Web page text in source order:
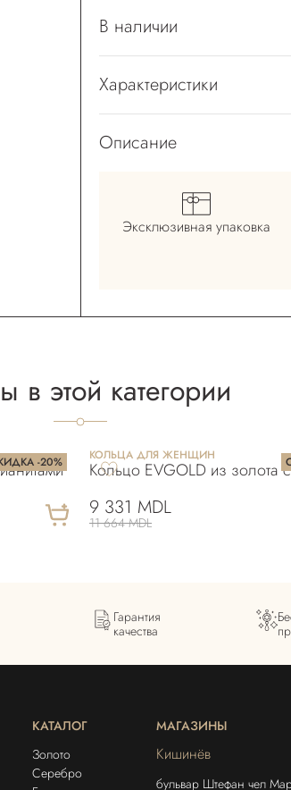
В наличии
Характеристики
Описание
Эксклюзивная упаковка
в этой категории
-20% КОЛЬЦА ДЛЯ ЖЕНЩИН
Кольцо EVGOLD из золота
9 331 MDL
11 664 MDL
Гарантия
качества
КАТАЛОГ
Золото
Серебро
МАГАЗИНЫ
Кишинёв
бульвар Штефан чел